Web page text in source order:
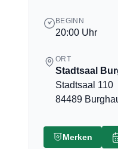
BEGINN
20:00 Uhr
ORT
Stadtsaal
Stadtsaal 110
84489
Merken